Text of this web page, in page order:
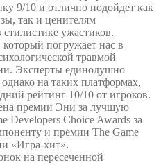
9/10 и отлично подойдет как
так и ценителям
ужастиков.
погружает нас в
травмой
Эксперты единодушно
на таких платформах,
рейтинг 10/10 от игроков.
премии Эни за лучшую
Developers Choice Awards за
и премии The Game
«Игра-хит».
на пересеченной